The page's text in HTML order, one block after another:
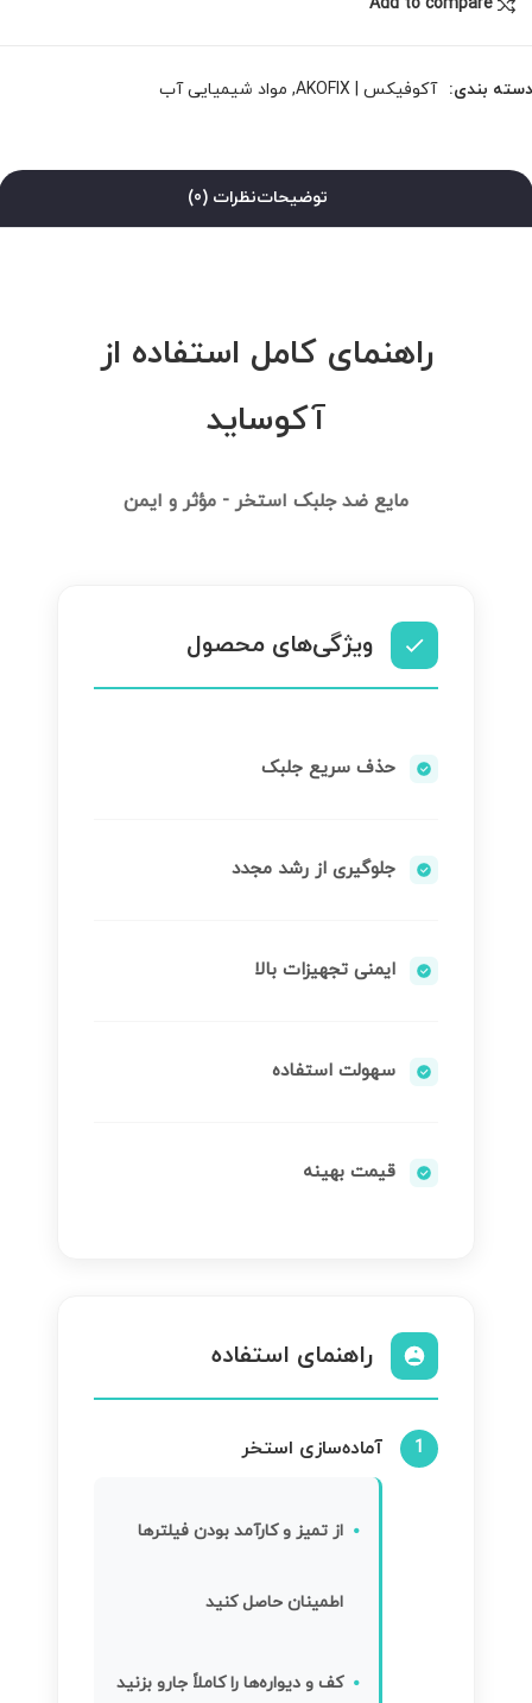
Add to compare
بندی: آکوفیکس | AKOFIX , مواد شیمیایی آب
توضیحاتنظرات (0)
راهنمای کامل استفاده از
آکوساید
مایع ضد جلبک استخر - مؤثر و ایمن
ویژگی‌های محصول
حذف سریع جلبک
جلوگیری از رشد مجدد
ایمنی تجهیزات بالا
سهولت استفاده
قیمت بهینه
راهنمای استفاده
1 آماده‌سازی استخر
از تمیز و کارآمد بودن فیلترها
اطمینان حاصل کنید
کف و دیواره‌ها را کاملاً جارو بزنید